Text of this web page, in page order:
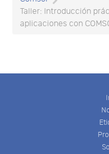
Taller: Introducción
aplicaciones con